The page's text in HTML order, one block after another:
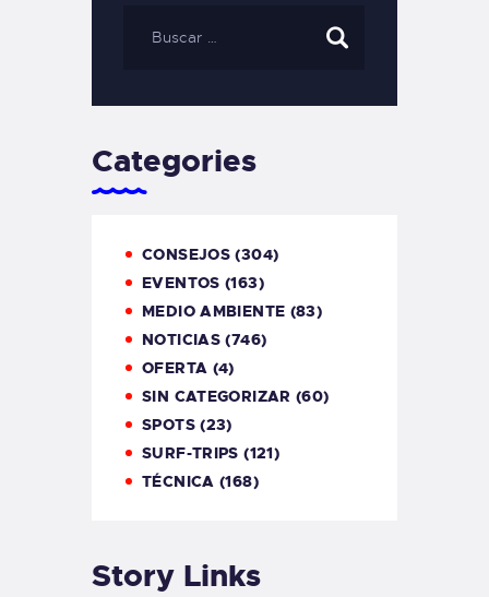
Categories
CONSEJOS (304)
EVENTOS (163)
MEDIO AMBIENTE (83)
NOTICIAS (746)
OFERTA (4)
SIN CATEGORIZAR (60)
SPOTS(23)
SURF-TRIPS (121)
TÉCNICA (168)
Story Links